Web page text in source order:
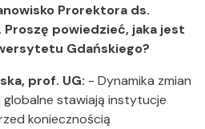
Prorektora ds.
Proszę powiedzieć, jaka jest
Gdańskiego?
prof. UG: - Dynamika zmian
globalne stawiają instytucje
koniecznością